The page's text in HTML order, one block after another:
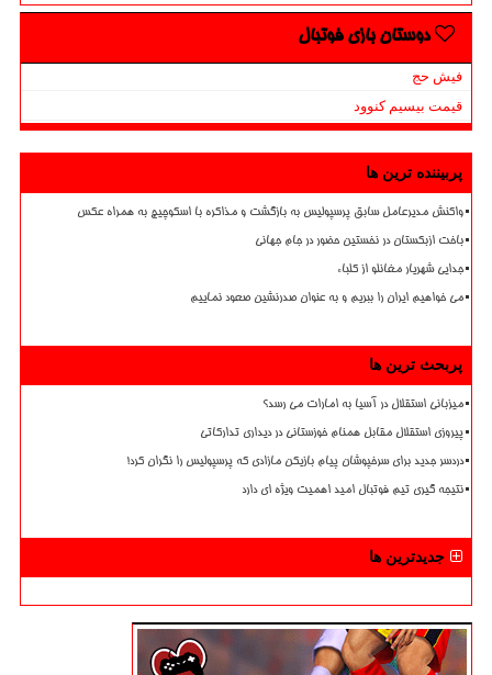
دوستان بازی فوتبال
فیش حج
قیمت بیسیم کنوود
پربیننده ترین ها
واکنش مدیرعامل سابق پرسپولیس به بازگشت و مذاکره با اسکوچیچ به همراه عکس
باخت ازبکستان در نخستین حضور در جام جهانی
جدایی شهریار مغانلو از کلباء
می خواهیم ایران را ببریم و به عنوان صدرنشین صعود نماییم
پربحث ترین ها
میزبانی استقلال در آسیا به امارات می رسد؟
پیروزی استقلال مقابل همنام خوزستانی در دیداری تدارکاتی
دردسر جدید برای سرخپوشان پیام بازیکن مازادی که پرسپولیس را نگران کرد!
نتیجه گیری تیم فوتبال امید اهمیت ویژه ای دارد
جدیدترین ها